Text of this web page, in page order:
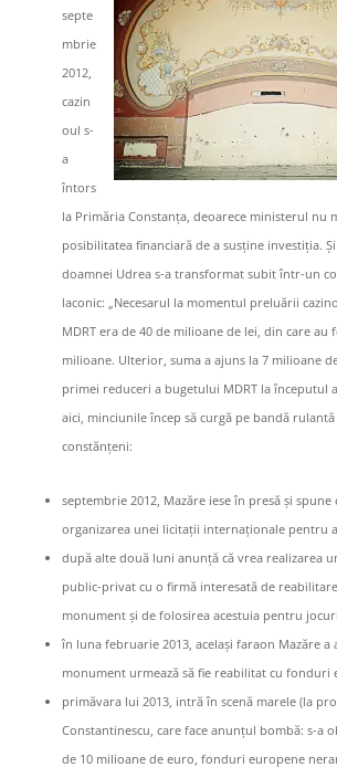
septe
mbrie
2012,
cazin
oul s-
a
întors
la Primăria Constanța, deoarece ministerul nu
posibilitatea financiară de a susține investiția.
doamnei Udrea s-a transformat subit într-un
laconic: „Necesarul la momentul preluării
MDRT era de 40 de milioane de lei, din care au
milioane. Ulterior, suma a ajuns la 7 milioane
primei reduceri a bugetului MDRT la începutul
aici, minciunile încep să curgă pe bandă
constănțeni:
septembrie 2012, Mazăre iese în presă și spune
organizarea unei licitații internaționale pentru
după alte două luni anunță că vrea realizarea
public-privat cu o firmă interesată de
monument și de folosirea acestuia pentru
în luna februarie 2013, același faraon Mazăre a
monument urmează să fie reabilitat cu fonduri
primăvara lui 2013, intră în scenă marele (la
Constantinescu, care face anunțul bombă: s-a
de 10 milioane de euro, fonduri europene